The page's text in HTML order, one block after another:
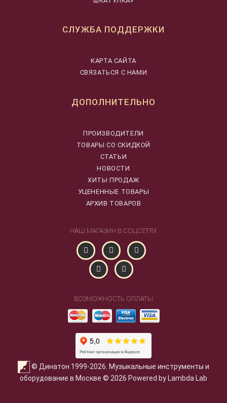
СЛУЖБА ПОДДЕРЖКИ
КАРТА САЙТА
СВЯЗАТЬСЯ С НАМИ
ДОПОЛНИТЕЛЬНО
ПРОИЗВОДИТЕЛИ
ТОВАРЫ СО СКИДКОЙ
СТАТЬИ
НОВОСТИ
ХИТЫ ПРОДАЖ
УЦЕНЕННЫЕ ТОВАРЫ
АРХИВ ТОВАРОВ
НАШ МАГАЗИН В СОЦСЕТЯХ
ВОЗМОЖНОСТЬ ОПЛАТЫ
© Динатон 1999-2026. Музыкальные инструменты и
оборудование в Москве © 2026 Powered by Lambda Lab